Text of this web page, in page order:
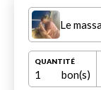
Le
QUANTITÉ
1 bon(s)